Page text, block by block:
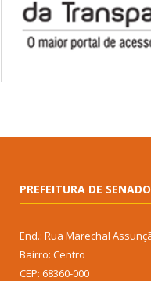
PREFEITURA DE
End.: Rua Marechal
Bairro: Centro
CEP: 68360-000